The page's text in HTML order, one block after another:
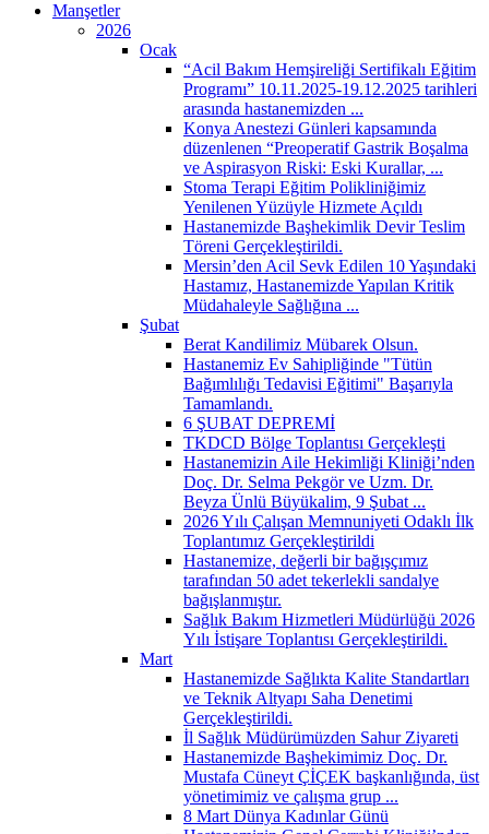
Manşetler
2026
Ocak
“Acil Bakım Hemşireliği Sertifikalı Eğitim
Programı” 10.11.2025-19.12.2025 tarihleri
arasında hastanemizden ...
Konya Anestezi Günleri kapsamında
düzenlenen “Preoperatif Gastrik Boşalma
ve Aspirasyon Riski: Eski Kurallar, ...
Stoma Terapi Eğitim Polikliniğimiz
Yenilenen Yüzüyle Hizmete Açıldı
Hastanemizde Başhekimlik Devir Teslim
Töreni Gerçekleştirildi.
​Mersin’den Acil Sevk Edilen 10 Yaşındaki
Hastamız, Hastanemizde Yapılan Kritik
Müdahaleyle Sağlığına ...
Şubat
Berat Kandilimiz Mübarek Olsun.
Hastanemiz Ev Sahipliğinde "Tütün
Bağımlılığı Tedavisi Eğitimi" Başarıyla
Tamamlandı.
6 ŞUBAT DEPREMİ
TKDCD Bölge Toplantısı Gerçekleşti
Hastanemizin Aile Hekimliği Kliniği’nden
Doç. Dr. Selma Pekgör ve Uzm. Dr.
Beyza Ünlü Büyükalim, 9 Şubat ...
2026 Yılı Çalışan Memnuniyeti Odaklı İlk
Toplantımız Gerçekleştirildi
Hastanemize, değerli bir bağışçımız
tarafından 50 adet tekerlekli sandalye
bağışlanmıştır.
Sağlık Bakım Hizmetleri Müdürlüğü 2026
Yılı İstişare Toplantısı Gerçekleştirildi.
Mart
Hastanemizde Sağlıkta Kalite Standartları
ve Teknik Altyapı Saha Denetimi
Gerçekleştirildi.
İl Sağlık Müdürümüzden Sahur Ziyareti
Hastanemizde Başhekimimiz Doç. Dr.
Mustafa Cüneyt ÇİÇEK başkanlığında, üst
yönetimimiz ve çalışma grup ...
8 Mart Dünya Kadınlar Günü